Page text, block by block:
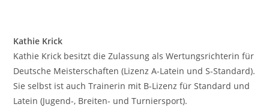
Kathie Krick
Kathie Krick besitzt die Zulassung als Wertungsrichterin für
Deutsche Meisterschaften (Lizenz A-Latein und S-Standard).
Sie selbst ist auch Trainerin mit B-Lizenz für Standard und
Latein (Jugend-, Breiten- und Turniersport).